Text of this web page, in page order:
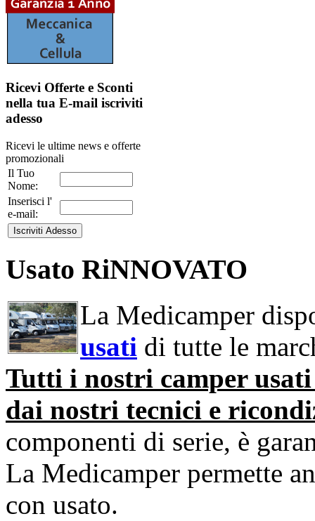
Ricevi Offerte e Sconti
nella tua E-mail iscriviti
adesso
Ricevi le ultime news e offerte
promozionali
Il Tuo
Nome:
Inserisci l'
e-mail:
Usato RiNNOVATO
La Medicamper
usati di tutte le
Tutti i nostri camper
dai nostri tecnici e
componenti di serie, è
La Medicamper permette
con usato.